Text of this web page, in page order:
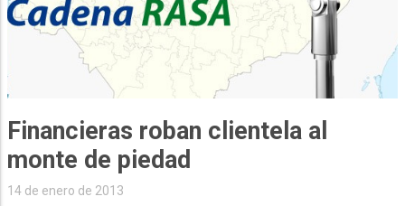
Financieras roban clientela al
monte de piedad
14 de enero de 2013